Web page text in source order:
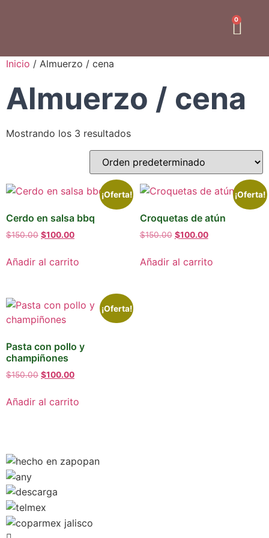
0
Inicio / Almuerzo / cena
Almuerzo / cena
Mostrando los 3 resultados
¡Oferta!
Cerdo en salsa bbq
$150.00 $100.00
Añadir al carrito
¡Oferta!
Croquetas de atún
$150.00 $100.00
Añadir al carrito
¡Oferta!
Pasta con pollo y
champiñones
$150.00 $100.00
Añadir al carrito